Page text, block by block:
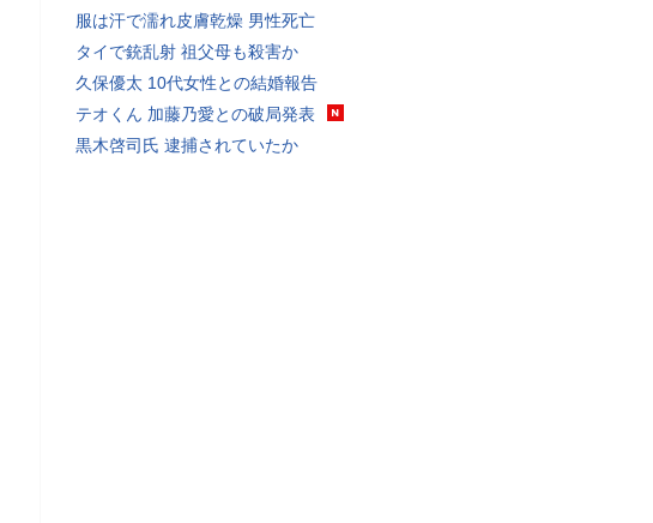
服は汗で濡れ皮膚乾燥 男性死亡
タイで銃乱射 祖父母も殺害か
久保優太 10代女性との結婚報告
テオくん 加藤乃愛との破局発表
黒木啓司氏 逮捕されていたか